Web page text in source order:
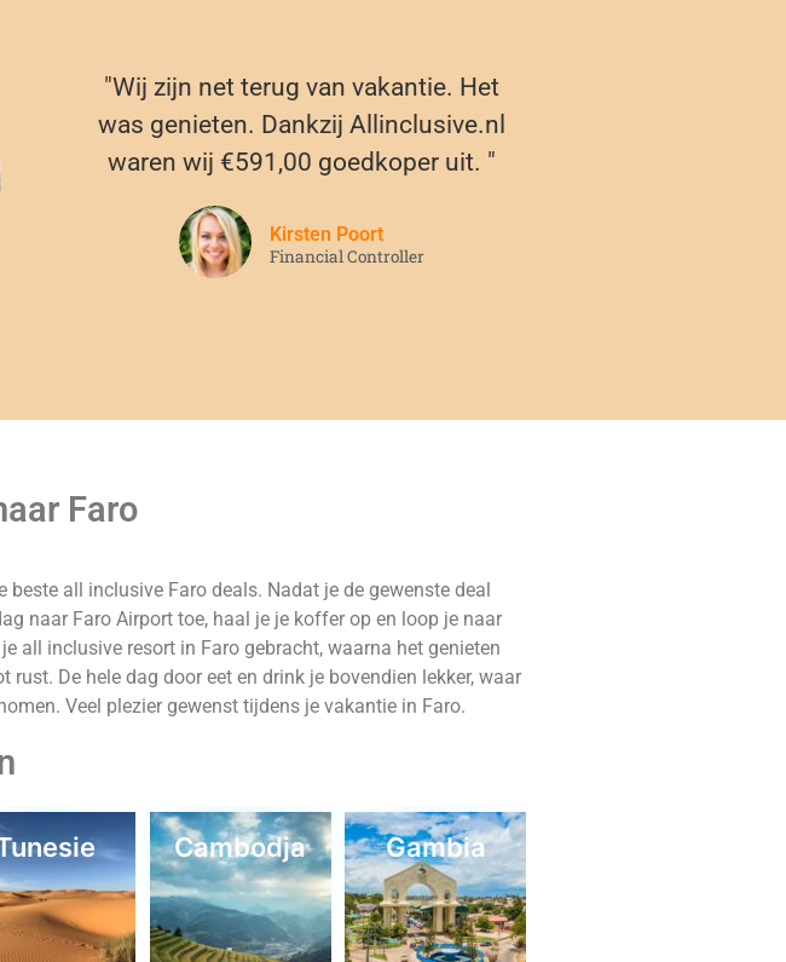
"Wij zijn net terug van vakantie. Het
was genieten. Dankzij Allinclusive.nl
waren wij €591,00 goedkoper uit. "
Kirsten Poort
Financial Controller
Faro
all inclusive Faro deals. Nadat je de gewenste deal
naar Faro Airport toe, haal je je koffer op en loop je naar
all inclusive resort in Faro gebracht, waarna het genieten
De hele dag door eet en drink je bovendien lekker, waar
Veel plezier gewenst tijdens je vakantie in Faro.
Cambodja Gambia